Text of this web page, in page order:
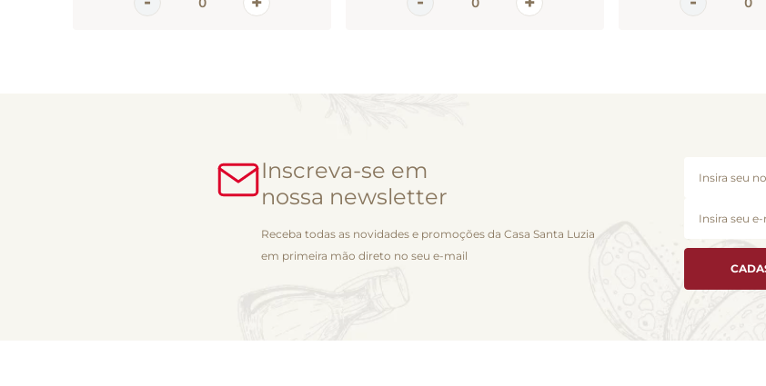
Inscreva-se em
nossa newsletter
Receba todas as novidades e promoções da Casa Santa Luzia
em primeira mão direto no seu e-mail